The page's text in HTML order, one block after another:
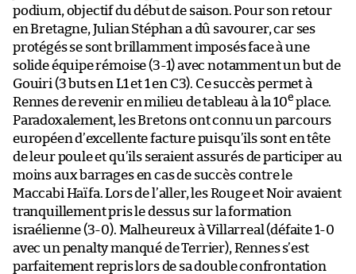
podium, objectif du début de saison. Pour son retour
en Bretagne, Julian Stéphan a dû savourer, car ses
protégés se sont brillamment imposés face à une
solide équipe rémoise (3-1) avec notamment un but de
Gouiri (3 buts en L1 et 1 en C3). Ce succès permet à
Rennes de revenir en milieu de tableau à la 10e place.
Paradoxalement, les Bretons ont connu un parcours
européen d’excellente facture puisqu’ils sont en tête
de leur poule et qu’ils seraient assurés de participer au
moins aux barrages en cas de succès contre le
Maccabi Haïfa. Lors de l’aller, les Rouge et Noir avaient
tranquillement pris le dessus sur la formation
israélienne (3-0). Malheureux à Villarreal (défaite 1-0
avec un penalty manqué de Terrier), Rennes s’est
parfaitement repris lors de sa double confrontation